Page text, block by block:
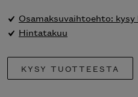
Osamaksuvaihtoehto:
Hintatakuu
KYSY TUOTTEESTA